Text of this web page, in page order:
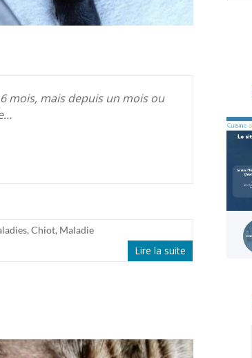
mois, mais depuis un mois ou
, Chiot, Maladie
Lire la suite